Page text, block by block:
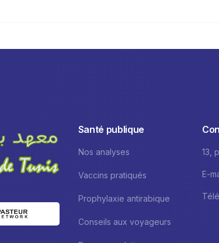
Santé publique
Nos analyses
Vaccins pratiqués
Prophylaxie antirabique
Conseils aux voyageurs
13,
E-